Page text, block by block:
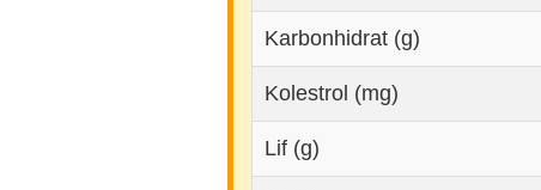
Karbonhidrat (g)
Kolestrol (mg)
Lif (g)